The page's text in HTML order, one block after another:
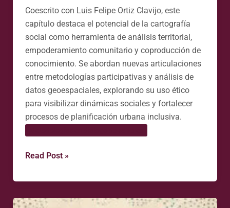
Coescrito con Luis Felipe Ortiz Clavijo, este
capítulo destaca el potencial de la cartografía
social como herramienta de análisis territorial,
empoderamiento comunitario y coproducción de
conocimiento. Se abordan nuevas articulaciones
entre metodologías participativas y análisis de
datos geoespaciales, explorando su uso ético
para visibilizar dinámicas sociales y fortalecer
procesos de planificación urbana inclusiva.
Read Post »
Cartografía